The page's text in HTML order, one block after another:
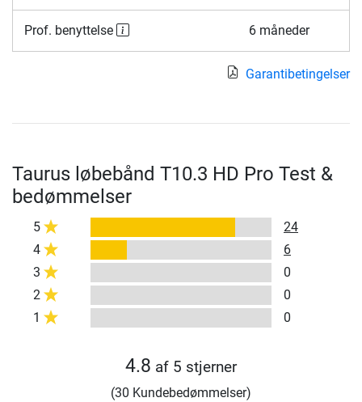
Prof. benyttelse 6 måneder
Garantibetingelser
Taurus løbebånd T10.3 HD Pro Test &
bedømmelser
5
24
4
6
3
0
2
0
1
0
4.8 af 5 stjerner
(30 Kundebedømmelser)